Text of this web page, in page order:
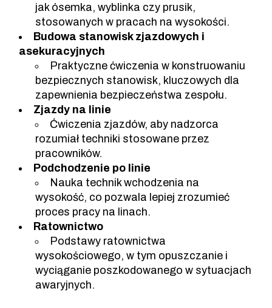
jak ósemka, wyblinka czy prusik,
stosowanych w pracach na wysokości.
Budowa stanowisk zjazdowych i
asekuracyjnych
Praktyczne ćwiczenia w konstruowaniu
bezpiecznych stanowisk, kluczowych dla
zapewnienia bezpieczeństwa zespołu.
Zjazdy na linie
Ćwiczenia zjazdów, aby nadzorca
rozumiał techniki stosowane przez
pracowników.
Podchodzenie po linie
Nauka technik wchodzenia na
wysokość, co pozwala lepiej zrozumieć
proces pracy na linach.
Ratownictwo
Podstawy ratownictwa
wysokościowego, w tym opuszczanie i
wyciąganie poszkodowanego w sytuacjach
awaryjnych.